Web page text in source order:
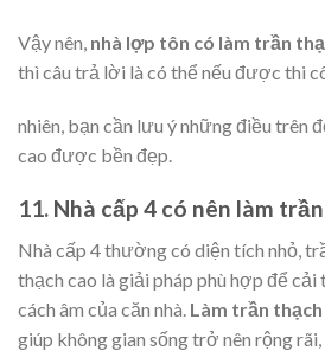
Vậy nên, nhà lợp tôn có làm trần
thì câu trả lời là có thể nếu được thi
nhiên, bạn cần lưu ý những điều trên
cao được bền đẹp.
11. Nhà cấp 4 có nên làm
Nhà cấp 4 thường có diện tích nhỏ,
thạch cao là giải pháp phù hợp để cải
cách âm của căn nhà. Làm trần thạch
giúp không gian sống trở nên rộng